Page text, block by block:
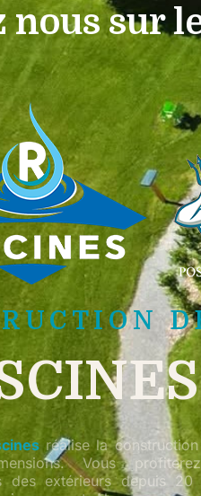
nous sur
réalise la
Vous
des extérieurs depuis